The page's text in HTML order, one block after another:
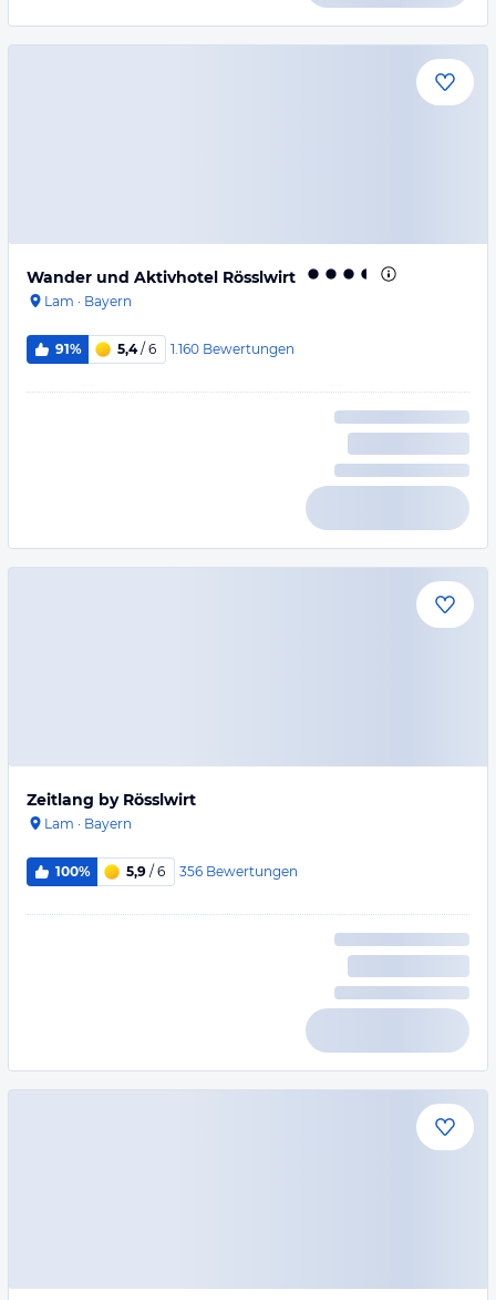
Wander und Aktivhotel Rösslwirt
Lam · Bayern
91% 5,4/ 6 1.160 Bewertungen
Zeitlang by Rösslwirt
Lam · Bayern
100% 5,9 / 6 356 Bewertungen